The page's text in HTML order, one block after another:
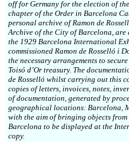
off for Germany for the election of
chapter of the Order in Barcelona
personal archive of Ramon de
Archive of the City of Barcelona,
the 1929 Barcelona International
commissioned Ramon de Rosselló i
the necessary arrangements to
Toisó d’Or treasury. The
de Rosselló whilst carrying out this
copies of letters, invoices, notes,
of documentation, generated by
geographical locations: Barcelona,
with the aim of bringing objects from
Barcelona to be displayed at the
copy.